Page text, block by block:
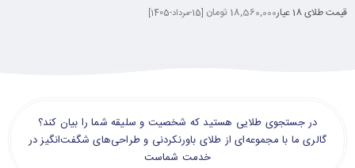
قیمت طلای 18 عیار 18,560,000 تومان [15-مرداد-1405]
در جستجوی طلایی هستید که شخصیت و سلیقه شما را بیان کند؟
گالری ما با مجموعه‌ای از طلای باورنکردنی و طراحی‌های شگفت‌انگیز در
خدمت شماست